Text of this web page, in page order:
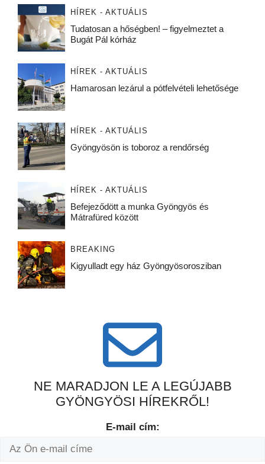
HÍREK - AKTUÁLIS
Tudatosan a hőségben! – figyelmeztet a
Bugát Pál kórház
HÍREK - AKTUÁLIS
Hamarosan lezárul a pótfelvételi lehetősége
HÍREK - AKTUÁLIS
Gyöngyösön is toboroz a rendőrség
HÍREK - AKTUÁLIS
Befejeződött a munka Gyöngyös és
Mátrafüred között
BREAKING
Kigyulladt egy ház Gyöngyösorosziban
NE MARADJON LE A LEGÚJABB
GYÖNGYÖSI HÍREKRŐL!
E-mail cím: